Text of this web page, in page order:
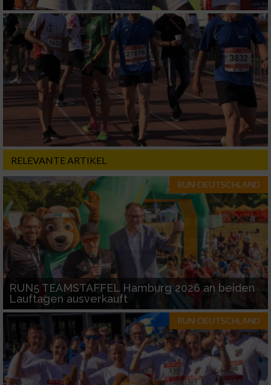
RELEVANTE ARTIKEL
RUN-DEUTSCHLAND
RUN5 TEAMSTAFFEL Hamburg 2026 an beiden
Lauftagen ausverkauft
RUN-DEUTSCHLAND
Werbung